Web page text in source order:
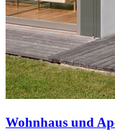
Wohnhaus und